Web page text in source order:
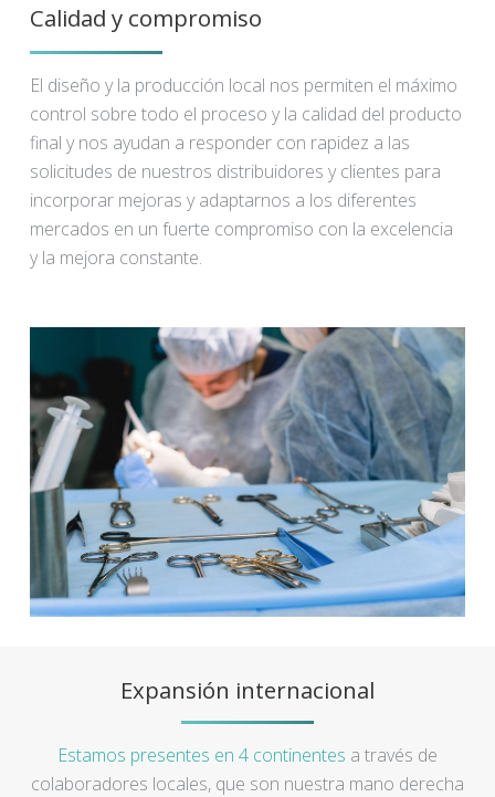
Calidad y compromiso
El diseño y la producción local nos permiten el máximo
control sobre todo el proceso y la calidad del producto
final y nos ayudan a responder con rapidez a las
solicitudes de nuestros distribuidores y clientes para
incorporar mejoras y adaptarnos a los diferentes
mercados en un fuerte compromiso con la excelencia
y la mejora constante.
Expansión internacional
Estamos presentes en 4 continentes a través de
colaboradores locales, que son nuestra mano derecha